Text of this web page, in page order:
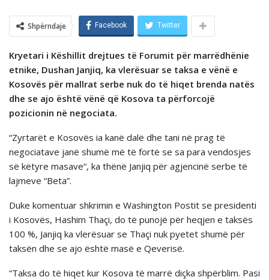
Shpërndaje Facebook Twitter
Kryetari i Këshillit drejtues të Forumit për marrëdhënie
etnike, Dushan Janjiq, ka vlerësuar se taksa e vënë e
Kosovës për mallrat serbe nuk do të hiqet brenda natës
dhe se ajo është vënë që Kosova ta përforcojë
pozicionin në negociata.
“Zyrtarët e Kosovës ia kanë dalë dhe tani në prag të
negociatave janë shumë më të fortë se sa para vendosjes
së këtyre masave“, ka thënë Janjiq për agjencinë serbe të
lajmeve “Beta”.
Duke komentuar shkrimin e Washington Postit se presidenti
i Kosovës, Hashim Thaçi, do të punojë për heqjen e taksës
100 %, Janjiq ka vlerësuar se Thaçi nuk pyetet shumë për
taksën dhe se ajo është masë e Qeverisë.
“Taksa do të hiqet kur Kosova të marrë diçka shpërblim. Pasi